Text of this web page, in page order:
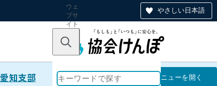
やさしい日本語
ウェ
ブサ
イト
のナ
ン
キーワードで探す
愛知支部 愛知支部
メニューを開く